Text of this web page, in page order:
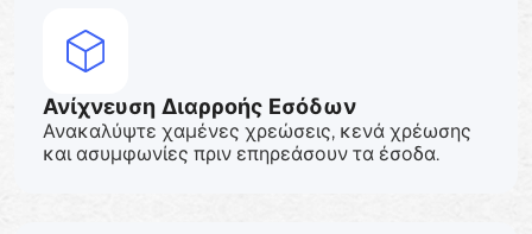
Ανίχνευση Διαρροής Εσόδων
Ανακαλύψτε χαμένες χρεώσεις, κενά χρέωσης
και ασυμφωνίες πριν επηρεάσουν τα έσοδα.